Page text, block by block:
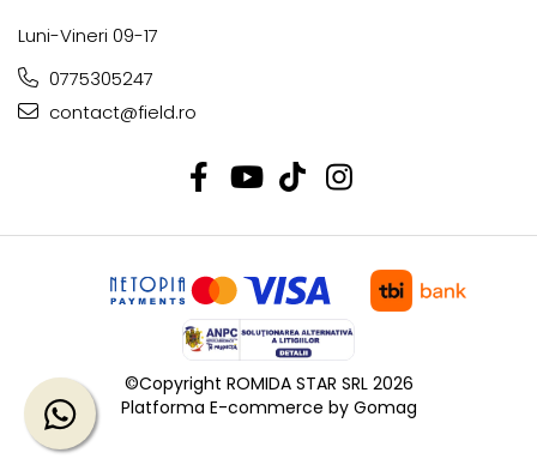
Luni-Vineri 09-17
0775305247
contact@field.ro
©Copyright ROMIDA STAR SRL 2026
Platforma E-commerce by Gomag